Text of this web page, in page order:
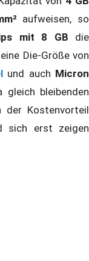
aufweisen, so
mit 8 GB die
Die-Größe von
und auch Micron
bleibenden
der Kostenvorteil
sich erst zeigen